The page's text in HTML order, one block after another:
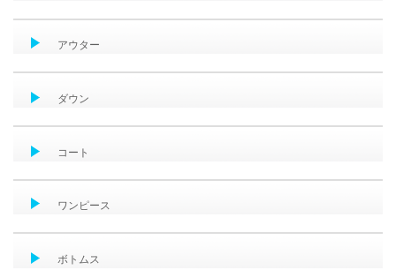
アウター
ダウン
コート
ワンピース
ボトムス